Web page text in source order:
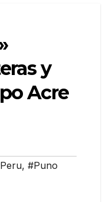
y
Acre
, #Puno